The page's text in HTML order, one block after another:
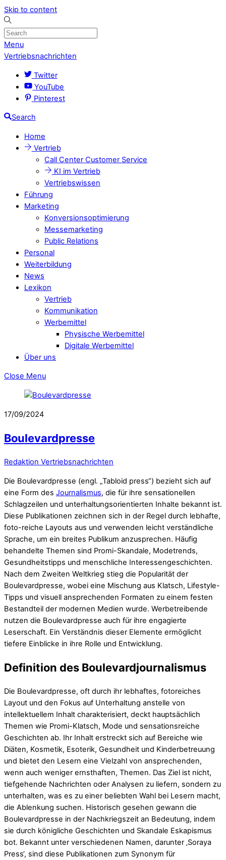
Skip to content
Menu
Vertriebsnachrichten
Twitter
YouTube
Pinterest
Search
Home
Vertrieb
Call Center Customer Service
KI im Vertrieb
Vertriebswissen
Führung
Marketing
Konversionsoptimierung
Messemarketing
Public Relations
Personal
Weiterbildung
News
Lexikon
Vertrieb
Kommunikation
Werbemittel
Physische Werbemittel
Digitale Werbemittel
Über uns
Close Menu
17/09/2024
Boulevardpresse
Redaktion Vertriebsnachrichten
Die Boulevardpresse (engl. „Tabloid press“) bezieht sich auf
eine Form des Journalismus, die für ihre sensationellen
Schlagzeilen und unterhaltungsorientierten Inhalte bekannt ist.
Diese Publikationen zeichnen sich in der Regel durch lebhafte,
foto-reiche Layouts aus und verwenden leicht verständliche
Sprache, um ein breites Publikum anzusprechen. Häufig
behandelte Themen sind Promi-Skandale, Modetrends,
Gesundheitstipps und menschliche Interessengeschichten.
Nach dem Zweiten Weltkrieg stieg die Popularität der
Boulevardpresse, wobei eine Mischung aus Klatsch, Lifestyle-
Tipps und visuell ansprechenden Formaten zu einem festen
Bestandteil der modernen Medien wurde. Werbetreibende
nutzen die Boulevardpresse auch für ihre engagierte
Leserschaft. Ein Verständnis dieser Elemente ermöglicht
tiefere Einblicke in ihre Rolle und Entwicklung.
Definition des Boulevardjournalismus
Die Boulevardpresse, oft durch ihr lebhaftes, fotoreiches
Layout und den Fokus auf Unterhaltung anstelle von
intellektuellem Inhalt charakterisiert, deckt hauptsächlich
Themen wie Promi-Klatsch, Mode und sensationsreiche
Geschichten ab. Ihr Inhalt erstreckt sich auf Bereiche wie
Diäten, Kosmetik, Esoterik, Gesundheit und Kinderbetreuung
und bietet den Lesern eine Vielzahl von ansprechenden,
wenn auch weniger ernsthaften, Themen. Das Ziel ist nicht,
tiefgehende Nachrichten oder Analysen zu liefern, sondern zu
unterhalten, was es zu einer beliebten Wahl bei Lesern macht,
die Ablenkung suchen. Historisch gesehen gewann die
Boulevardpresse in der Nachkriegszeit an Bedeutung, indem
sie durch königliche Geschichten und Skandale Eskapismus
bot. Bekannt unter verschiedenen Namen, darunter ‚Soraya
Press‘, sind diese Publikationen zum Synonym für